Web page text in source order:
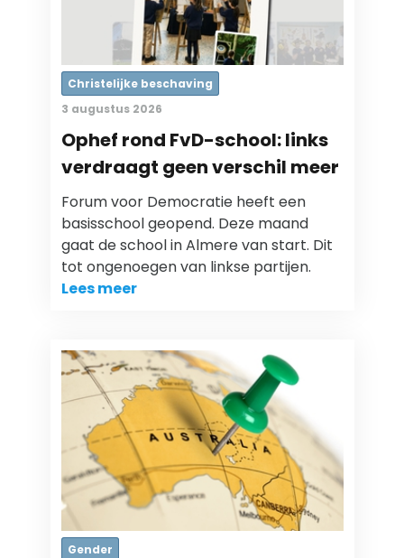
Christelijke beschaving
3 augustus 2026
Ophef rond FvD-school: links
verdraagt geen verschil meer
Forum voor Democratie heeft een
basisschool geopend. Deze maand
gaat de school in Almere van start. Dit
tot ongenoegen van linkse partijen.
Lees meer
Gender